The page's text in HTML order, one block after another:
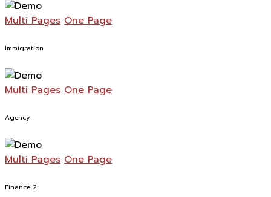
Multi Pages One Page
Immigration
Multi Pages One Page
Agency
Multi Pages One Page
Finance 2